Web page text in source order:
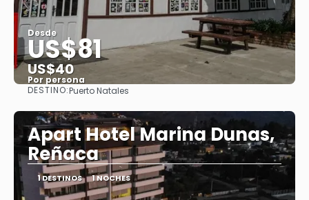
Desde
US$81
US$40
Por persona
DESTINO:Puerto Natales
Apart Hotel Marina Dunas,
Reñaca
1 DESTINOS 1 NOCHES